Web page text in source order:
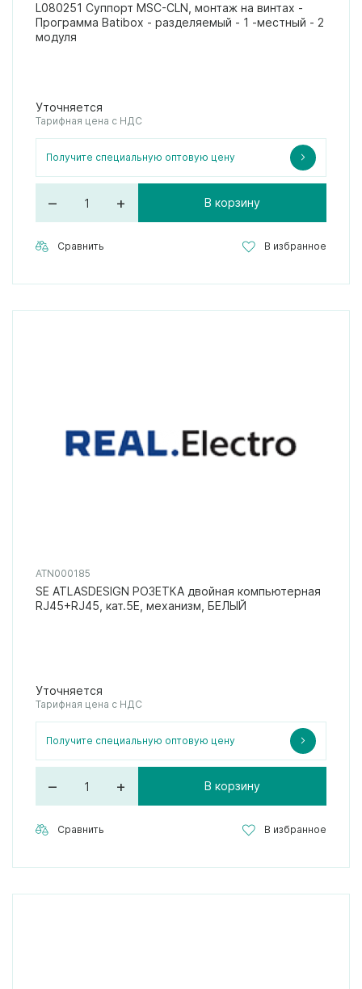
L080251 Суппорт MSC-CLN, монтаж на винтах -
Программа Batibox - разделяемый - 1 -местный - 2
модуля
Уточняется
Тарифная цена с НДС
Получите специальную оптовую цену
– + В корзину
Сравнить В избранное
ATN000185
SE ATLASDESIGN РОЗЕТКА двойная компьютерная
RJ45+RJ45, кат.5E, механизм, БЕЛЫЙ
Уточняется
Тарифная цена с НДС
Получите специальную оптовую цену
– + В корзину
Сравнить В избранное